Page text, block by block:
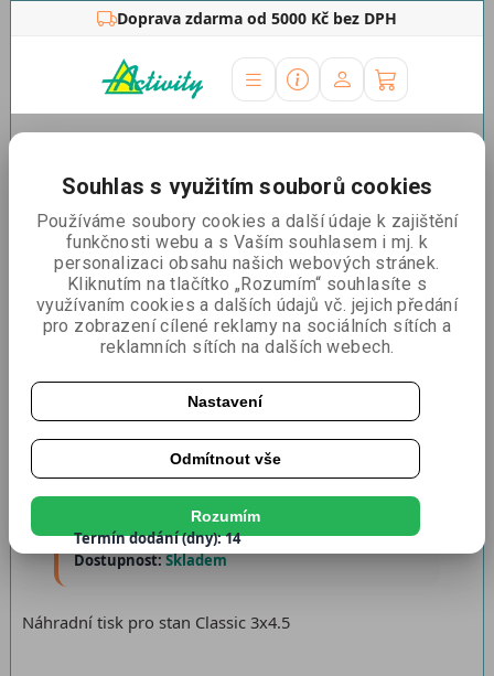
Doprava zdarma od 5000 Kč bez DPH
+ 1 stěna
Náhradní tisk Classic 3x4.5
střecha + 1 stěna
ntclassic3x451
Termín dodání (dny): 14
Dostupnost:Skladem
Náhradní tisk pro stan Classic 3x4.5
Souhlas s využitím souborů cookies
Používáme soubory cookies a další údaje k zajištění
funkčnosti webu a s Vaším souhlasem i mj. k
personalizaci obsahu našich webových stránek.
Kliknutím na tlačítko „Rozumím“ souhlasíte s
využívaním cookies a dalších údajů vč. jejich předání
pro zobrazení cílené reklamy na sociálních sítích a
reklamních sítích na dalších webech.
Nastavení
Odmítnout vše
Rozumím